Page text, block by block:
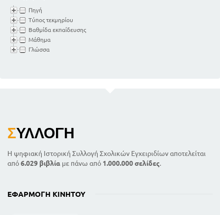
Πηγή
Τύπος τεκμηρίου
Βαθμίδα εκπαίδευσης
Μάθημα
Γλώσσα
ΣΥΛΛΟΓΉ
Η ψηφιακή Ιστορική Συλλογή Σχολικών Εγχειριδίων αποτελείται
από6.029 βιβλία με πάνω από 1.000.000 σελίδες.
ΕΦΑΡΜΟΓΉ ΚΙΝΗΤΟΎ